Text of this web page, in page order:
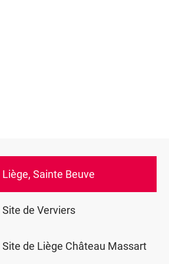
Liège, Sainte Beuve
Site de Verviers
Site de Liège Château Massart